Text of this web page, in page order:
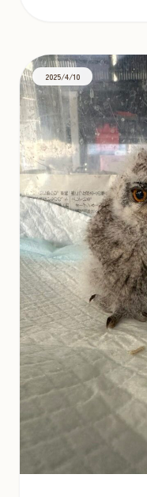
2025/4/10